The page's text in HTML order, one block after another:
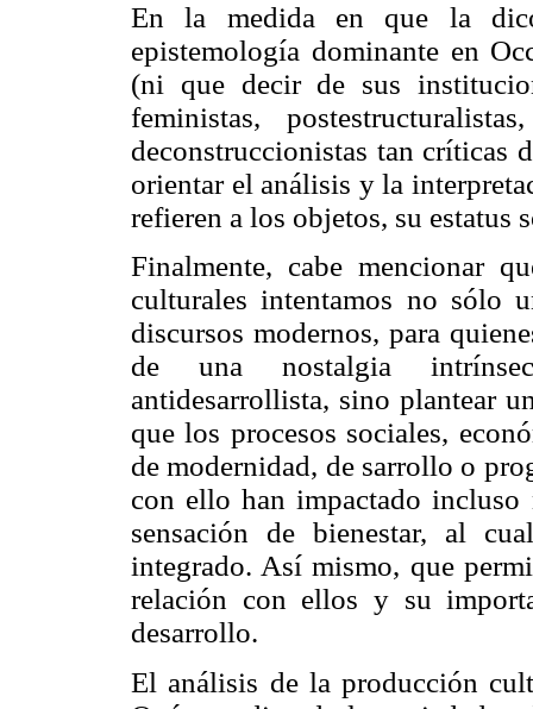
En la medida en que la
epistemología dominante en
(ni que decir de sus
feministas,
deconstruccionistas tan críticas
orientar el análisis y la
refieren a los objetos, su estatus
Finalmente, cabe mencionar
culturales intentamos no sólo
discursos modernos, para
de una nostalgia
antidesarrollista, sino plantear
que los procesos sociales,
de modernidad, de sarrollo o
con ello han impactado
sensación de bienestar, al
integrado. Así mismo, que
relación con ellos y su
desarrollo.
El análisis de la producción